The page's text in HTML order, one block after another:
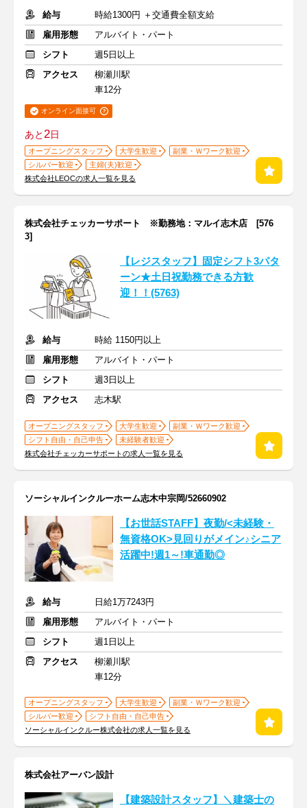
給与
時給1300円 ＋交通費全額支給
雇用形態
アルバイト・パート
シフト
週5日以上
アクセス
柳瀬川駅
車12分
オンライン面接可
あと2日
オープニングスタッフ 大学生歓迎
副業・Ｗワーク歓迎
シルバー歓迎
主婦(夫)歓迎
株式会社LEOCの求人一覧を見る
株式会社チェッカーサポート ※勤務地：マルイ志木店 [576
3]
【レジスタッフ】固定シフト3パタ
ーン★土日祝勤務できる方歓
迎！！(5763)
給与
時給 1150円以上
雇用形態
アルバイト・パート
シフト
週3日以上
アクセス
志木駅
オープニングスタッフ 大学生歓迎
副業・Ｗワーク歓迎
シフト自由・自己申告
未経験者歓迎
株式会社チェッカーサポートの求人一覧を見る
ソーシャルインクルーホーム志木中宗岡/52660902
【お世話STAFF】夜勤/<未経験・
無資格OK>見回りがメイン♪シニア
活躍中!週1～!車通勤◎
給与
日給1万7243円
雇用形態
アルバイト・パート
シフト
週1日以上
アクセス
柳瀬川駅
車12分
オープニングスタッフ 大学生歓迎
副業・Ｗワーク歓迎
シルバー歓迎
シフト自由・自己申告
ソーシャルインクルー株式会社の求人一覧を見る
株式会社アーバン設計
【建築設計スタッフ】＼建築士の